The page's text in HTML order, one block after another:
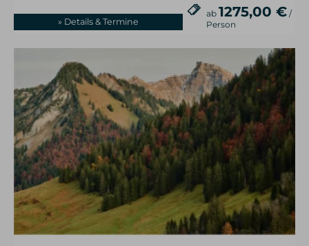
» Details & Termine
ab 1275,00 €/
Person